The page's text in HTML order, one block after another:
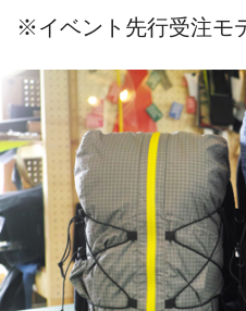
※イベント先行受注モ